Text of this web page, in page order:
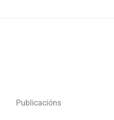
Publicacións